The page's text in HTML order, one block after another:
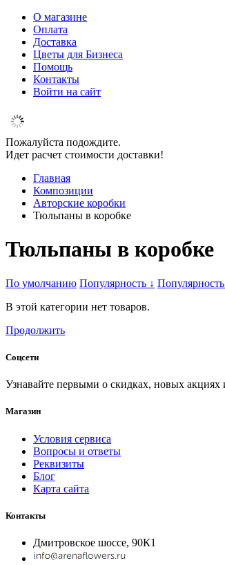
О магазине
Оплата
Доставка
Цветы для Бизнеса
Помощь
Контакты
Войти на сайт
Пожалуйста подождите.
Идет расчет стоимости доставки!
Главная
Композиции
Авторские коробки
Тюльпаны в коробке
Тюльпаны в коробке
По умолчанию Популярность ↓ Популярность
В этой категории нет товаров.
Продолжить
Соцсети
Узнавайте первыми о скидках, новых акциях
Магазин
Условия сервиса
Вопросы и ответы
Реквизиты
Блог
Карта сайта
Контакты
Дмитровское шоссе, 90К1